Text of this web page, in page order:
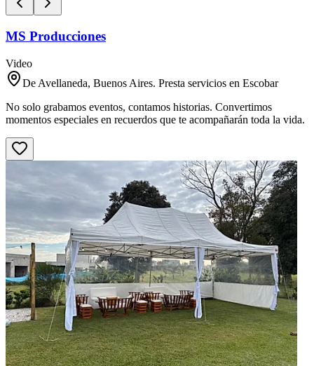
MS Producciones
Video
De Avellaneda, Buenos Aires. Presta servicios en Escobar
No solo grabamos eventos, contamos historias. Convertimos
momentos especiales en recuerdos que te acompañarán toda la vida.